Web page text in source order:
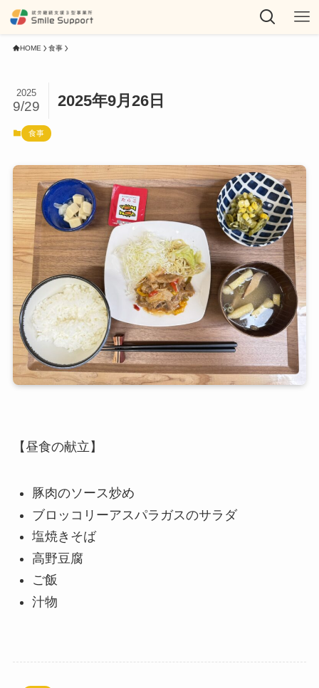
HOME 食事
2025年9月26日
2025
9/29
食事
【昼食の献立】
豚肉のソース炒め
ブロッコリーアスパラガスのサラダ
塩焼きそば
高野豆腐
ご飯
汁物